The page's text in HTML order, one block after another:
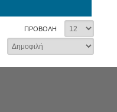
ΠΡΟΒΟΛΗ